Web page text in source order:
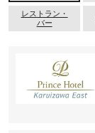
レストラン・
バー